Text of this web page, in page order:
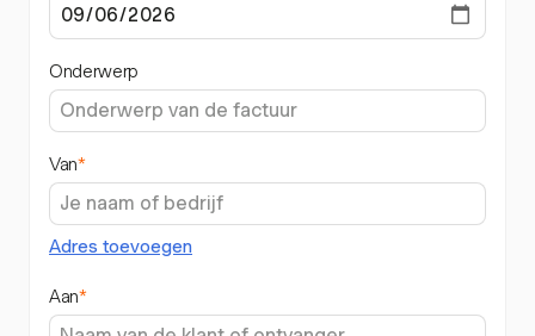
Onderwerp
Van*
Adres toevoegen
Aan*